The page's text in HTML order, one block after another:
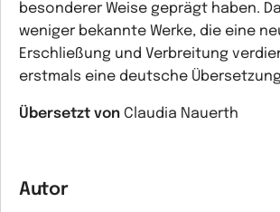
besonderer Weise geprägt haben.
weniger bekannte Werke, die eine
Erschließung und Verbreitung
erstmals eine deutsche
Übersetzt von Claudia Nauerth
Autor